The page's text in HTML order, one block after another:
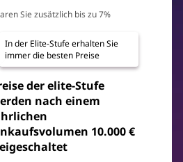
Sie zusätzlich bis zu 7%
In der Elite-Stufe erhalten Sie
immer die besten Preise
der elite-Stufe
nach einem
10.000 €